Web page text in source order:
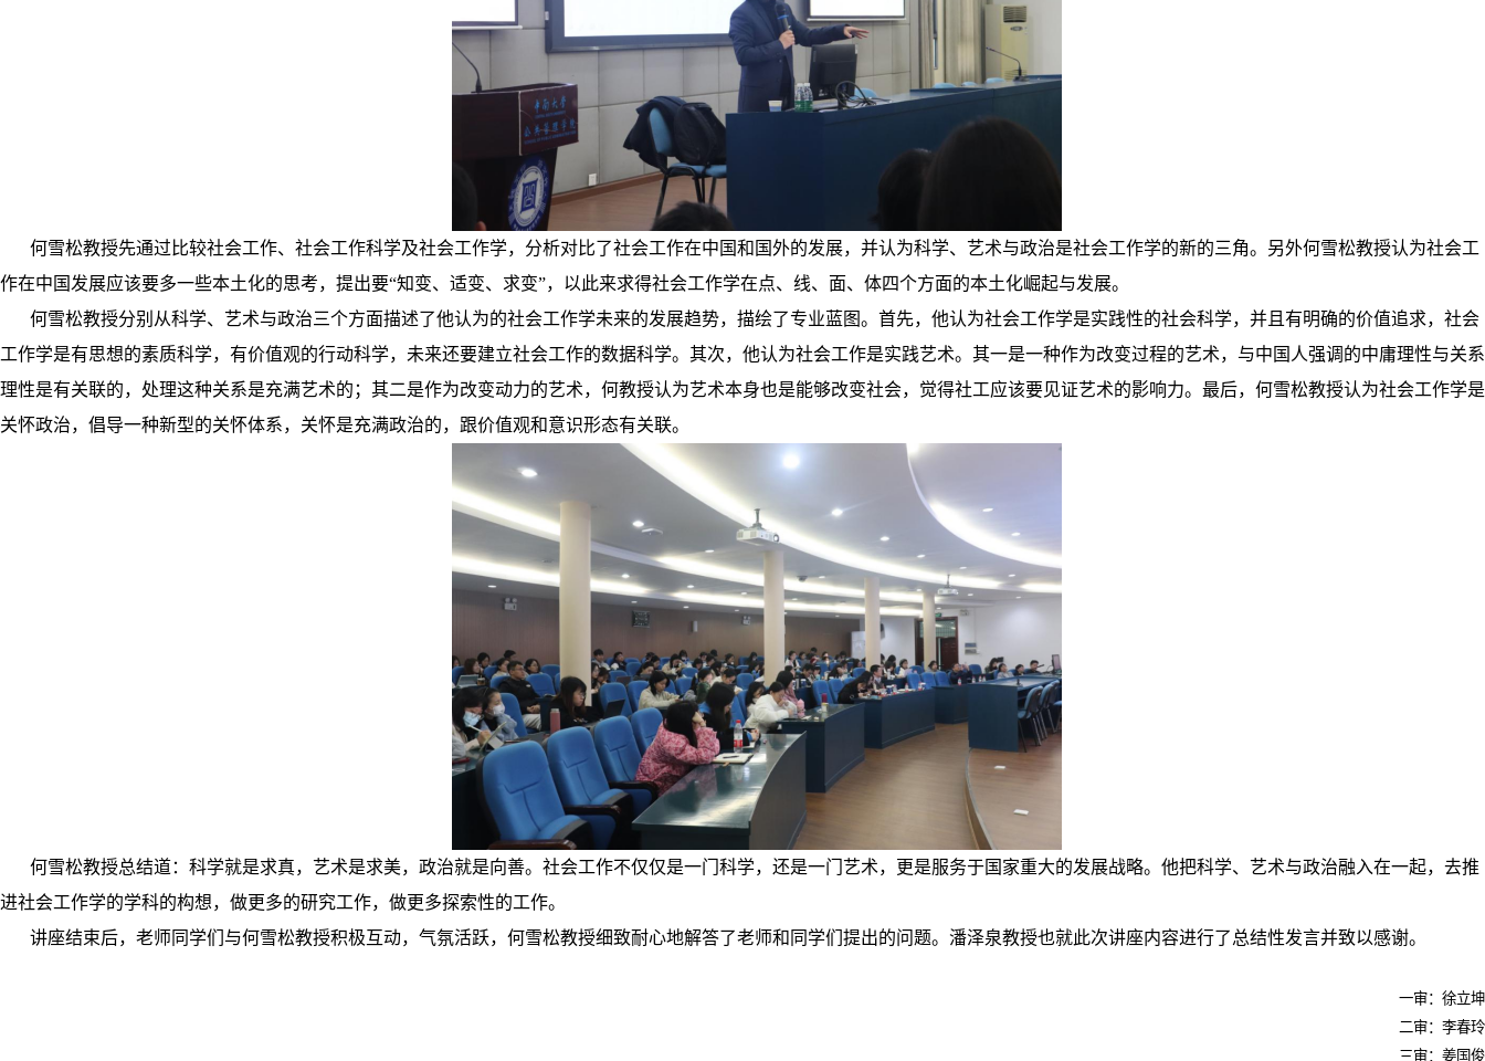
何雪松教授先通过比较社会工作、社会工作科学及社会工作学，分析对比了社会工作在中国和国外的发展，并认为科学、艺术与政治是社会工作学的新的三角。另外何雪松教授认为社会工
作在中国发展应该要多一些本土化的思考，提出要“知变、适变、求变”，以此来求得社会工作学在点、线、面、体四个方面的本土化崛起与发展。
何雪松教授分别从科学、艺术与政治三个方面描述了他认为的社会工作学未来的发展趋势，描绘了专业蓝图。首先，他认为社会工作学是实践性的社会科学，并且有明确的价值追求，社会
工作学是有思想的素质科学，有价值观的行动科学，未来还要建立社会工作的数据科学。其次，他认为社会工作是实践艺术。其一是一种作为改变过程的艺术，与中国人强调的中庸理性与关系
理性是有关联的，处理这种关系是充满艺术的；其二是作为改变动力的艺术，何教授认为艺术本身也是能够改变社会，觉得社工应该要见证艺术的影响力。最后，何雪松教授认为社会工作学是
关怀政治，倡导一种新型的关怀体系，关怀是充满政治的，跟价值观和意识形态有关联。
何雪松教授总结道：科学就是求真，艺术是求美，政治就是向善。社会工作不仅仅是一门科学， 还是一门艺术，更是服务于国家重大的发展战略。他把科学、艺术与政治融入在一起，去推
进社会工作学的学科的构想，做更多的研究工作，做更多探索性的工作。
讲座结束后，老师同学们与何雪松教授积极互动，气氛活跃，何雪松教授细致耐心地解答了老师和同学们提出的问题。潘泽泉教授也就此次讲座内容进行了总结性发言并致以感谢。
一审：徐立坤
二审：李春玲
三审：姜国俊